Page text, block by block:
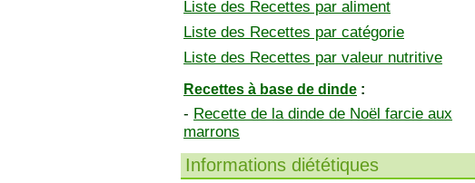
Liste des Recettes par aliment
Liste des Recettes par catégorie
Liste des Recettes par valeur nutritive
Recettes à base de dinde :
- Recette de la dinde de Noël farcie aux
marrons
Informations diététiques